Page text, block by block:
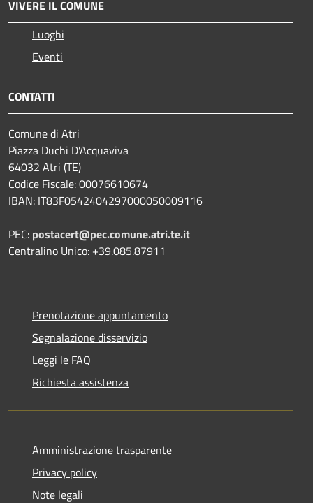
VIVERE IL COMUNE
Luoghi
Eventi
CONTATTI
Comune di Atri
Piazza Duchi D'Acquaviva
64032 Atri (TE)
Codice Fiscale: 00076610674
IBAN: IT83F0542404297000050009116
PEC: postacert@pec.comune.atri.te.it
Centralino Unico: +39.085.87911
Prenotazione appuntamento
Segnalazione disservizio
Leggi le FAQ
Richiesta assistenza
Amministrazione trasparente
Privacy policy
Note legali